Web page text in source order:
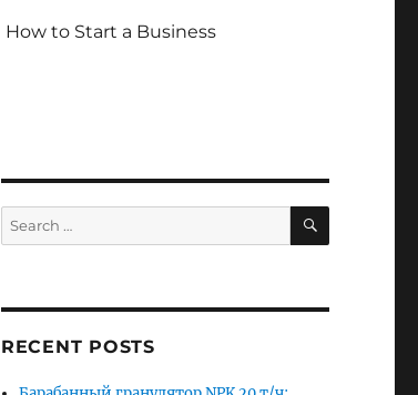
How to Start a Business
Search
for:
SEARCH
RECENT POSTS